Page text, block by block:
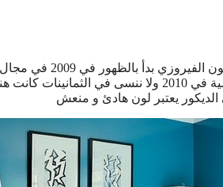
اللون الفيروزي
اهمية في 2010 ولا ننسى في الثمانينات
يعتبر لون هادئ و منعش